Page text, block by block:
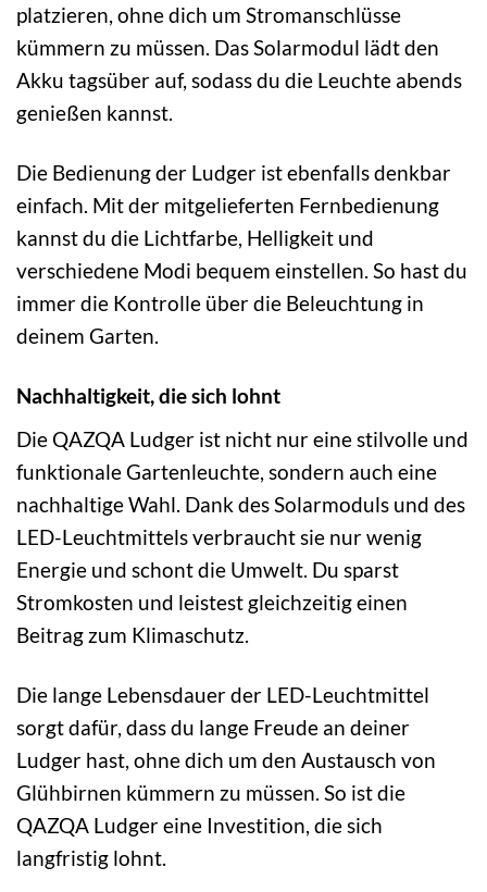
platzieren, ohne dich um Stromanschlüsse
kümmern zu müssen. Das Solarmodul lädt den
Akku tagsüber auf, sodass du die Leuchte abends
genießen kannst.
Die Bedienung der Ludger ist ebenfalls denkbar
einfach. Mit der mitgelieferten Fernbedienung
kannst du die Lichtfarbe, Helligkeit und
verschiedene Modi bequem einstellen. So hast du
immer die Kontrolle über die Beleuchtung in
deinem Garten.
Nachhaltigkeit, die sich lohnt
Die QAZQA Ludger ist nicht nur eine stilvolle und
funktionale Gartenleuchte, sondern auch eine
nachhaltige Wahl. Dank des Solarmoduls und des
LED-Leuchtmittels verbraucht sie nur wenig
Energie und schont die Umwelt. Du sparst
Stromkosten und leistest gleichzeitig einen
Beitrag zum Klimaschutz.
Die lange Lebensdauer der LED-Leuchtmittel
sorgt dafür, dass du lange Freude an deiner
Ludger hast, ohne dich um den Austausch von
Glühbirnen kümmern zu müssen. So ist die
QAZQA Ludger eine Investition, die sich
langfristig lohnt.